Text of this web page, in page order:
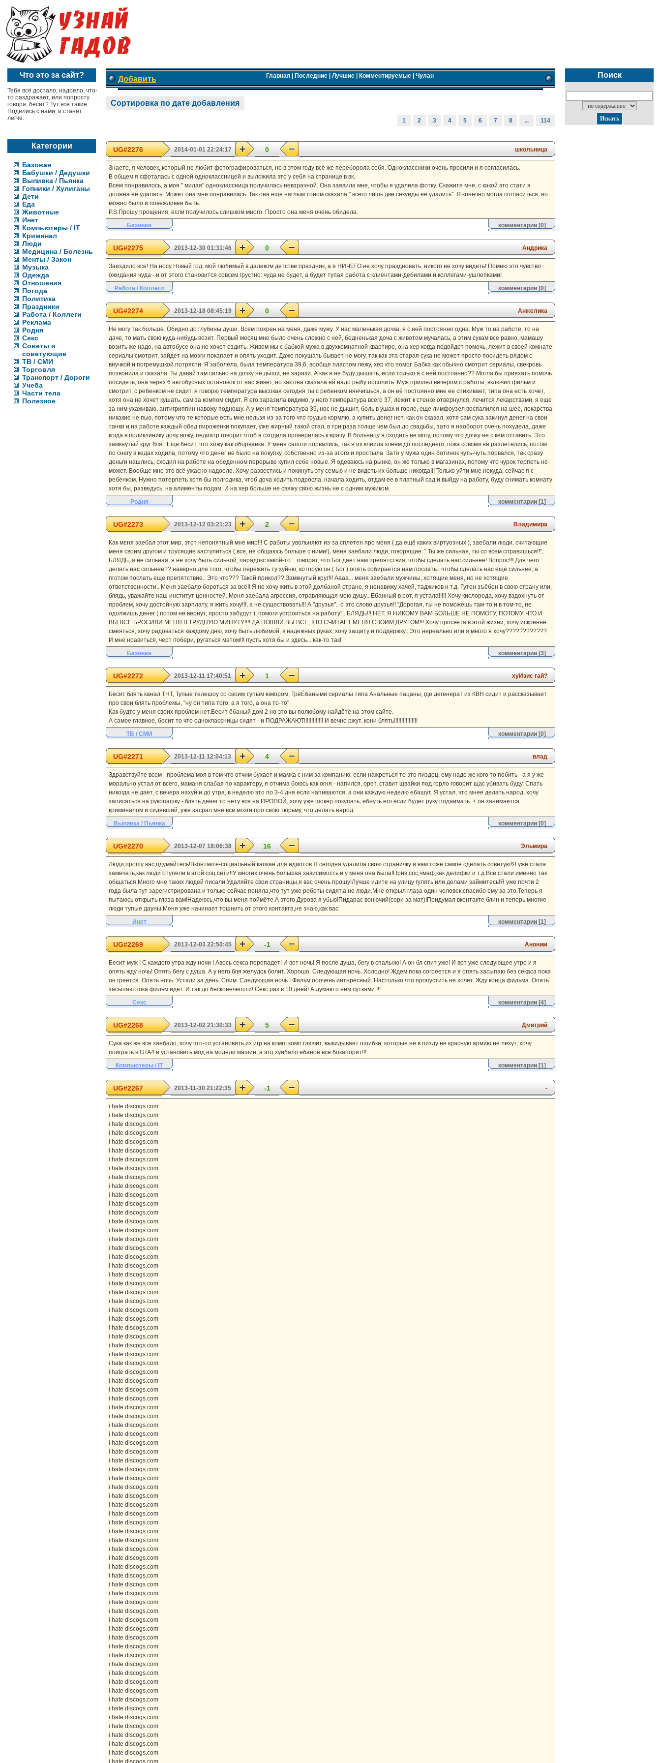
Что это за сайт?
Тебя всё достало, надоело, что-
то раздражает, или попросту
говоря, бесит? Тут все такие.
Поделись с нами, и станет
легче.
Категории
Базовая
Бабушки / Дедушки
Выпивка / Пьянка
Гопники / Хулиганы
Дети
Еда
Животные
Инет
Компьютеры / IT
Криминал
Люди
Медицина / Болезнь
Менты / Закон
Музыка
Одежда
Отношения
Погода
Политика
Праздники
Работа / Коллеги
Реклама
Родня
Секс
Советы и
советующие
ТВ / СМИ
Торговля
Транспорт / Дороги
Учеба
Части тела
Полезное
Добавить Главная| Последние| Лучшие| Комментируемые| Чулан
Сортировка по дате добавления
1 2 3 4 5 6 7 8 ... 114
UG#2276 2014-01-01 22:24:17 0 школьница
Знаете, я человек, который не любит фотографироваться, но в этом году всё же переборола себя. Одноклассники очень просили и я согласилась.
В общем я сфоталась с одной одноклассницей и выложила это у себя на странице в вк.
Всем понравилось, а моя " милая" одноклассница получилась невзрачной. Она заявила мне, чтобы я удалила фотку. Скажите мне, с какой это стати я
должна её удалять. Может она мне понравилась. Так она еще наглым тоном сказала " всего лишь две секунды её удалить". Я конечно могла согласиться, но
можно было и повежливее быть.
P.S.Прошу прощения, если получилось слишком много. Просто она меня очень обидела.
Базовая
комментарии[0]
UG#2275 2013-12-30 01:31:46 0 Андрика
Заездило все! На носу Новый год, мой любимый в далеком детстве праздник, а я НИЧЕГО не хочу праздновать, никого не хочу видеть! Помню это чувство
ожидания чуда - и от этого становится совсем грустно: чуда не будет, а будет тупая работа с клиентами-дебилами и коллегами-ушлепками!
Работа / Коллеги
комментарии[0]
UG#2274 2013-12-18 08:45:19 0 Анжелика
Не могу так больше. Обидно до глубины души. Всем похрен на меня, даже мужу. У нас маленькая дочка, я с ней постоянно одна. Муж то на работе, то на
даче, то мать свою куда-нибудь возит. Первый месяц мне было очень сложно с ней, бедненькая доча с животом мучалась, а этим сукам все равно, мамашу
возить же надо, на автобусе она не хочет ездить. Живем мы с бабкой мужа в двухкомнатной квартире, она хер когда подойдет помочь, лежит в своей комнате
сериалы смотрит, зайдет на мозги покапает и опять уходит. Даже покушать бывает не могу, так как эта старая сука не может просто посидеть рядом с
внучкой и погремушкой потрясти. Я заболела, была температура 39,6, вообще пластом лежу, хер кто помог. Бабка как обычно смотрит сериалы, свекровь
позвонила и сказала: Ты давай там сильно на дочку не дыши, не зарази. А как я не буду дышать, если только я с ней постоянно?? Могла бы приехать помочь
посидеть, она через 6 автобусных остановок от нас живет, но как она сказала ей надо рыбу посолить. Муж пришёл вечером с работы, включил фильм и
смотрит, с ребенком не сидит, я говорю температура высокая сегодня ты с ребенком нянчишься, а он её постоянно мне ее спихивает, типа она есть хочет,
хотя она не хочет кушать, сам за компом сидит. Я его заразила видимо, у него температура всего 37, лежит к стенке отвернулся, лечится лекарствами, я еще
за ним ухаживаю, антигриппин навожу подношу. А у меня температура 39, нос не дышит, боль в ушах и горле, еще лимфоузел воспалился на шее, лекарства
никакие не пью, потому что те которые есть мне нельзя из-за того что грудью кормлю, а купить денег нет, как он сказал, хотя сам сука закинул денег на свои
танки и на работе каждый обед пироженки покупает, уже жирный такой стал, в три раза толще чем был до свадьбы, зато я наоборот очень похудела, даже
когда в поликлинику дочу вожу, педиатр говорит чтоб я сходила проверилась к врачу. В больницу я сходить не могу, потому что дочку не с кем оставить. Это
замкнутый круг бля.. Еще бесит, что хожу как оборванка. У меня сапоги порвались, так я их клеила клеем до последнего, пока совсем не разлетелись, потом
по снегу в кедах ходила, потому что денег не было на покупку, собственно из-за этого и простыла. Зато у мужа один ботинок чуть-чуть порвался, так сразу
деньги нашлись, сходил на работе на обеденном перерыве купил себе новые. Я одеваюсь на рынке, он же только в магазинах, потому что чурок терпеть не
может. Вообще мне это всё ужасно надоело. Хочу развестись и покинуть эту семью и не видеть их больше никогда!!! Только уйти мне некуда, сейчас я с
ребенком. Нужно потерпеть хотя бы полгодика, чтоб доча ходить подросла, начала ходить, отдам ее в платный сад и выйду на работу, буду снимать комнату
хотя бы, разведусь, на алименты подам. И на хер больше не свяжу свою жизнь не с одним мужиком.
Родня
комментарии[1]
UG#2273 2013-12-12 03:21:23 2 Владимира
Как меня заебал этот мир, этот непонятный мне мир!!! С работы увольняют из-за сплетен про меня ( да ещё каких виртуозных ), заебали люди, считающие
меня своим другом и трусящие заступиться ( все, не общаюсь больше с ними!), меня заебали люди, говорящие: " Ты же сильная, ты со всем справишься!!",
БЛЯДЬ, я не сильная, я не хочу быть сильной, парадокс какой-то... говорят, что Бог дает нам препятствия, чтобы сделать нас сильнее! Вопрос!!! Для чего
делать нас сильнее?? наверно для того, чтобы пережить ту хуйню, которую он ( Бог ) опять собирается нам послать.. чтобы сделать нас ещё сильнее, а
пготом послать еще препятствие.. Это что??? Такой прикол?? Замкнутый круг!!! Аааа... меня заебали мужчины, хотящие меня, но не хотящие
ответственности.. Меня заебало бороться за всё!! Я не хочу жить в этой долбаной стране, я ненавижу хачей, таджиков и т.д. Гутен зъёбен в свою страну или,
блядь, уважайте наш институт ценностей. Меня заебала агрессия, отравляющая мою душу.. Ебанный в рот, я устала!!!!! Хочу кислорода, хочу вздохнуть от
проблем, хочу достойную зарплату, я жить хочу!!!, а не существовать!!! А "друзья".. о это слово друзья!! "Дорогая, ты не поможешь там-то и в том-то, не
одолжишь денег ( потом не вернут, просто забудут ), помоги устроиться на работу".. БЛЯДЬ!!! НЕТ, Я НИКОМУ ВАМ БОЛЬШЕ НЕ ПОМОГУ, ПОТОМУ ЧТО И
ВЫ ВСЕ БРОСИЛИ МЕНЯ В ТРУДНУЮ МИНУТУ!!!! ДА ПОШЛИ ВЫ ВСЕ, КТО СЧИТАЕТ МЕНЯ СВОИМ ДРУГОМ!!! Хочу просвета в этой жизни, хочу искренне
смеяться, хочу радоваться каждому дню, хочу быть любимой, в надежных руках, хочу защиту и поддержку.. Это нереально или я много я хочу????????????
И мне нравиться, черт побери, ругаться матом!!! пусть хотя бы и здесь... как-то так!
Базовая
комментарии[3]
UG#2272 2013-12-11 17:40:51 1 хуИзис гай?
Бесит блять канал ТНТ, Тупые телешоу со своим тупым юмором, ТреЁбаными сериалы типа Анальные пацаны, где дегенерат из КВН сидит и рассказывает
про свои блять проблемы, "ну он типа того, а я того, а она то-то"
Как будто у меня своих проблем нет.Бесит ёбаный дом 2 но это вы полюбому найдётё на этом сайте.
А самое главное, бесит то что одноклассницы сидят - и ПОДРАЖАЮТ!!!!!!!!!!!!! И вечно ржут. кони блять!!!!!!!!!!!!!!!!
ТВ / СМИ
комментарии[0]
UG#2271 2013-12-11 12:04:13 4 влад
Здравствуйте всем - проблема моя в том что отчим бухает и мамка с ним за компанию, если нажреться то это пиздец, ему надо же кого то побить - а я у же
морально устал от всего, маманя слабая по характеру, я отчима боюсь как огня - напился, орет, cтавит швайки под горло говорит щас убивать буду. Спать
никогда не дает, с вечера нахуй и до утра, в неделю это по 3-4 дня если напиваются, а они каждую неделю ебашут. Я устал, что мнее делать народ, хочу
записаться на рукопашку - блять денег то нету все на ПРОПОЙ, хочу уже шокер покупать, ебнуть его если будет руку поднимать. + он занимается
криминалом и сидевший, уже засрал мне все мозги про свою тюрьму, что делать народ.
Выпивка / Пьянка
комментарии[0]
UG#2270 2013-12-07 18:06:38 16 Эльмира
Люди,прошу вас,одумайтесь!Вконтакте-социальный капкан для идиотов.Я сегодня удалила свою страничку и вам тоже самое сделать советую!Я уже стала
замечать,как люди отупели в этой соц.сети!!У многих очень большая зависимость и у меня она была!Прив,спс,чмаф,как делифки и т.д.Все стали именно так
общаться.Много мне таких людей писали.Удаляйте свои страницы,я вас очень прошу!Лучше идите на улицу гулять или делами займитесь!Я уже почти 2
года была тут зарегистрирована и только сейчас поняла,что тут уже роботы сидят,а не люди.Мне открыл глаза один человек,спасибо ему за это.Теперь я
пытаюсь открыть глаза вам!Надеюсь,что вы меня поймёте.А этого Дурова я убью!Пидарас вонючий(сори за мат)!Придумал вконтакте блин и теперь многие
люди тупые дауны.Меня уже начинает тошнить от этого контакта,не знаю,как вас.
Инет
комментарии[1]
UG#2269 2013-12-03 22:50:45 -1 Аноним
Бесит муж ! С каждого утра жду ночи ! Авось секса перепадет! И вот ночь! Я после душа, бегу в спальню! А он бл спит уже! И вот уже следующее утро и я
опять жду ночь! Опять бегу с душа. А у него бля желудок болит. Хорошо. Следующая ночь. Холодно! Ждем пока согреется и я опять засыпаю без секаса пока
он греется. Опять ночь. Устали за день. Спим. Следующая ночь ! Фильм ооочень интнресный. Настолько что пропустить не хочет. Жду конца фильма. Опять
засыпаю пока фильм идет. И так до бесконечности! Секс раз в 10 дней! А думаю о нем сутками !!!
Секс
комментарии[4]
UG#2268 2013-12-02 21:30:33 5 Дмитрий
Сука как же все заебало, хочу что-то установить из игр на комп, комп глючит, выкидывает ошибки, которые не в пизду не красную армию не лезут, хочу
поиграть в GTA4 и установить мод на модели машин, а это хуибало ебаное все бокапорит!!!
Компьютеры / IT
комментарии[1]
UG#2267 2013-11-30 21:22:35 -1 -
i hate discogs.com
i hate discogs.com
i hate discogs.com
i hate discogs.com
i hate discogs.com
i hate discogs.com
i hate discogs.com
i hate discogs.com
i hate discogs.com
i hate discogs.com
i hate discogs.com
i hate discogs.com
i hate discogs.com
i hate discogs.com
i hate discogs.com
i hate discogs.com
i hate discogs.com
i hate discogs.com
i hate discogs.com
i hate discogs.com
i hate discogs.com
i hate discogs.com
i hate discogs.com
i hate discogs.com
i hate discogs.com
i hate discogs.com
i hate discogs.com
i hate discogs.com
i hate discogs.com
i hate discogs.com
i hate discogs.com
i hate discogs.com
i hate discogs.com
i hate discogs.com
i hate discogs.com
i hate discogs.com
i hate discogs.com
i hate discogs.com
i hate discogs.com
i hate discogs.com
i hate discogs.com
i hate discogs.com
i hate discogs.com
i hate discogs.com
i hate discogs.com
i hate discogs.com
i hate discogs.com
i hate discogs.com
i hate discogs.com
i hate discogs.com
i hate discogs.com
i hate discogs.com
i hate discogs.com
i hate discogs.com
i hate discogs.com
i hate discogs.com
i hate discogs.com
i hate discogs.com
i hate discogs.com
i hate discogs.com
i hate discogs.com
i hate discogs.com
i hate discogs.com
i hate discogs.com
i hate discogs.com
i hate discogs.com
i hate discogs.com
i hate discogs.com
i hate discogs.com
i hate discogs.com
i hate discogs.com
i hate discogs.com
i hate discogs.com
i hate discogs.com
i hate discogs.com
Поиск